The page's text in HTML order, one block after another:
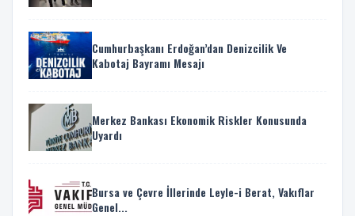
Cumhurbaşkanı Erdoğan’dan Denizcilik Ve
Kabotaj Bayramı Mesajı
Merkez Bankası Ekonomik Riskler Konusunda
Uyardı
Bursa ve Çevre İllerinde Leyle-i Berat, Vakıflar
Genel...